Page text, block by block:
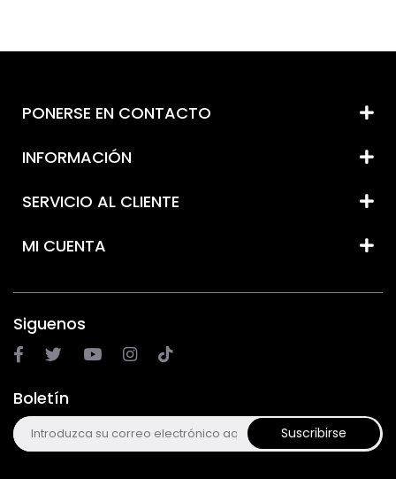
PONERSE EN CONTACTO
INFORMACIÓN
SERVICIO AL CLIENTE
MI CUENTA
Siguenos
Boletín
Suscribirse